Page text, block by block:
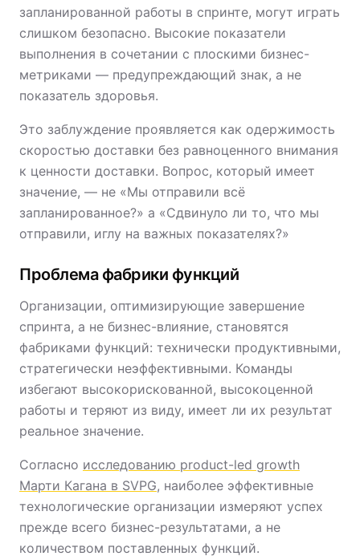
запланированной работы в спринте, могут играть
слишком безопасно. Высокие показатели
выполнения в сочетании с плоскими бизнес-
метриками — предупреждающий знак, а не
показатель здоровья.
Это заблуждение проявляется как одержимость
скоростью доставки без равноценного внимания
к ценности доставки. Вопрос, который имеет
значение, — не «Мы отправили всё
запланированное?» а «Сдвинуло ли то, что мы
отправили, иглу на важных показателях?»
Проблема фабрики функций
Организации, оптимизирующие завершение
спринта, а не бизнес-влияние, становятся
фабриками функций: технически продуктивными,
стратегически неэффективными. Команды
избегают высокорискованной, высокоценной
работы и теряют из виду, имеет ли их результат
реальное значение.
Согласно исследованию product-led growth
Марти Кагана в SVPG, наиболее эффективные
технологические организации измеряют успех
прежде всего бизнес-результатами, а не
количеством поставленных функций.